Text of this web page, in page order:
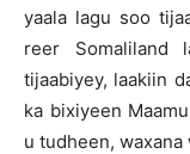
yaala lagu soo
reer Somaliland
tijaabiyey, laakiin
ka bixiyeen
u tudheen, waxana